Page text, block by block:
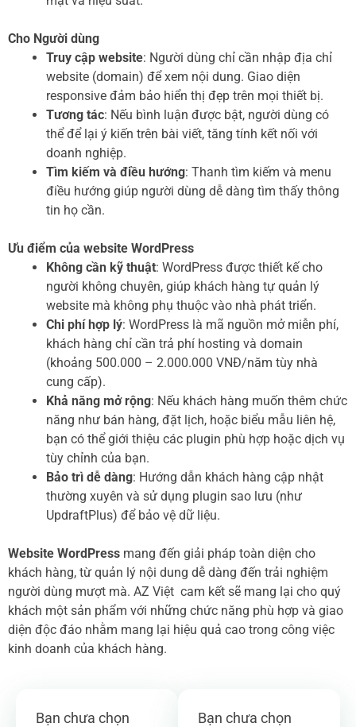
Cho Người dùng
Truy cập website: Người dùng chỉ cần nhập địa chỉ
website (domain) để xem nội dung. Giao diện
responsive đảm bảo hiển thị đẹp trên mọi thiết bị.
Tương tác: Nếu bình luận được bật, người dùng có
thể để lại ý kiến trên bài viết, tăng tính kết nối với
doanh nghiệp.
Tìm kiếm và điều hướng: Thanh tìm kiếm và menu
điều hướng giúp người dùng dễ dàng tìm thấy thông
tin họ cần.
Ưu điểm của website WordPress
Không cần kỹ thuật: WordPress được thiết kế cho
người không chuyên, giúp khách hàng tự quản lý
website mà không phụ thuộc vào nhà phát triển.
Chi phí hợp lý: WordPress là mã nguồn mở miễn phí,
khách hàng chỉ cần trả phí hosting và domain
(khoảng 500.000 – 2.000.000 VNĐ/năm tùy nhà
cung cấp).
Khả năng mở rộng: Nếu khách hàng muốn thêm chức
năng như bán hàng, đặt lịch, hoặc biểu mẫu liên hệ,
bạn có thể giới thiệu các plugin phù hợp hoặc dịch vụ
tùy chỉnh của bạn.
Bảo trì dễ dàng: Hướng dẫn khách hàng cập nhật
thường xuyên và sử dụng plugin sao lưu (như
UpdraftPlus) để bảo vệ dữ liệu.
Website WordPress mang đến giải pháp toàn diện cho
khách hàng, từ quản lý nội dung dễ dàng đến trải nghiệm
người dùng mượt mà. AZ Việt cam kết sẽ mang lại cho quý
khách một sản phẩm với những chức năng phù hợp và giao
diện độc đáo nhằm mang lại hiệu quả cao trong công việc
kinh doanh của khách hàng.
Bạn chưa chọn
Bạn chưa chọn